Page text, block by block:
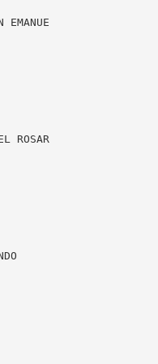
EMANUE
ROSAR